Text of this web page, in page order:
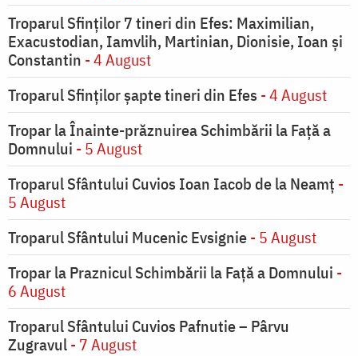
Troparul Sfinţilor 7 tineri din Efes: Maximilian,
Exacustodian, Iamvlih, Martinian, Dionisie, Ioan şi
Constantin - 4 August
Troparul Sfinţilor şapte tineri din Efes - 4 August
Tropar la Înainte-prăznuirea Schimbării la Faţă a
Domnului - 5 August
Troparul Sfântului Cuvios Ioan Iacob de la Neamț -
5 August
Troparul Sfântului Mucenic Evsignie- 5 August
Tropar la Praznicul Schimbării la Faţă a Domnului -
6 August
Troparul Sfântului Cuvios Pafnutie – Pârvu
Zugravul- 7 August